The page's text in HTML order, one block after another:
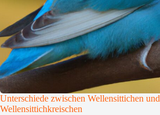
Unterschiede zwischen Wellensittichen und
Wellensittichkreischen